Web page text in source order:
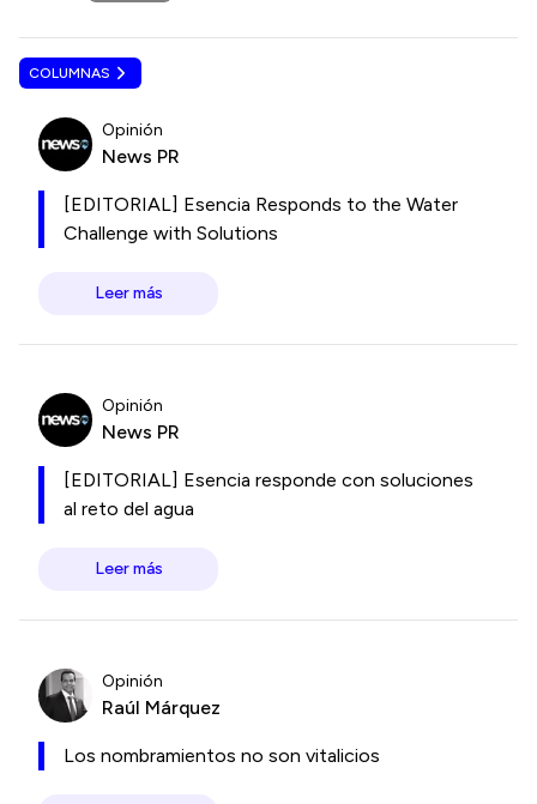
COLUMNAS
Opinión
News PR
[EDITORIAL] Esencia Responds to the Water
Challenge with Solutions
Leer más
Opinión
News PR
[EDITORIAL] Esencia responde con soluciones
al reto del agua
Leer más
Opinión
Raúl Márquez
Los nombramientos no son vitalicios